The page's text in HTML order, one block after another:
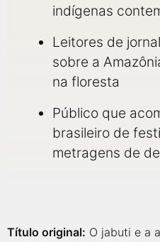
indígenas
Leitores de
sobre a
na floresta
Público que
brasileiro de
metragens de
Título original: O jabuti e a